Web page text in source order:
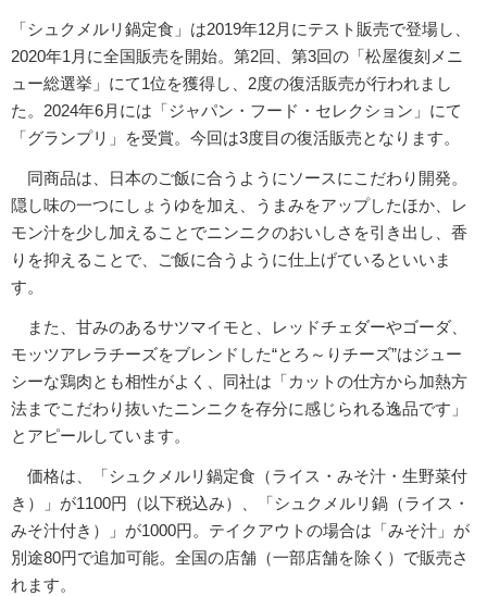
「シュクメルリ鍋定食」は2019年12月にテスト販売で登場し、
2020年1月に全国販売を開始。第2回、第3回の「松屋復刻メニ
ュー総選挙」にて1位を獲得し、2度の復活販売が行われまし
た。2024年6月には「ジャパン・フード・セレクション」にて
「グランプリ」を受賞。今回は3度目の復活販売となります。
同商品は、日本のご飯に合うようにソースにこだわり開発。
隠し味の一つにしょうゆを加え、うまみをアップしたほか、レ
モン汁を少し加えることでニンニクのおいしさを引き出し、香
りを抑えることで、ご飯に合うように仕上げているといいま
す。
また、甘みのあるサツマイモと、レッドチェダーやゴーダ、
モッツアレラチーズをブレンドした“とろ～りチーズ”はジュー
シーな鶏肉とも相性がよく、同社は「カットの仕方から加熱方
法までこだわり抜いたニンニクを存分に感じられる逸品です」
とアピールしています。
価格は、「シュクメルリ鍋定食（ライス・みそ汁・生野菜付
き）」が1100円（以下税込み）、「シュクメルリ鍋（ライス・
みそ汁付き）」が1000円。テイクアウトの場合は「みそ汁」が
別途80円で追加可能。全国の店舗（一部店舗を除く）で販売さ
れます。